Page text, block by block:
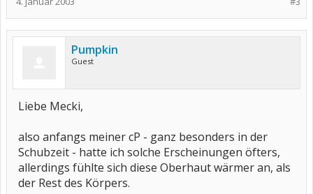
Pumpkin
Guest
Liebe Mecki,
also anfangs meiner cP - ganz besonders in der
Schubzeit - hatte ich solche Erscheinungen öfters,
allerdings fühlte sich diese Oberhaut wärmer an, als
der Rest des Körpers.